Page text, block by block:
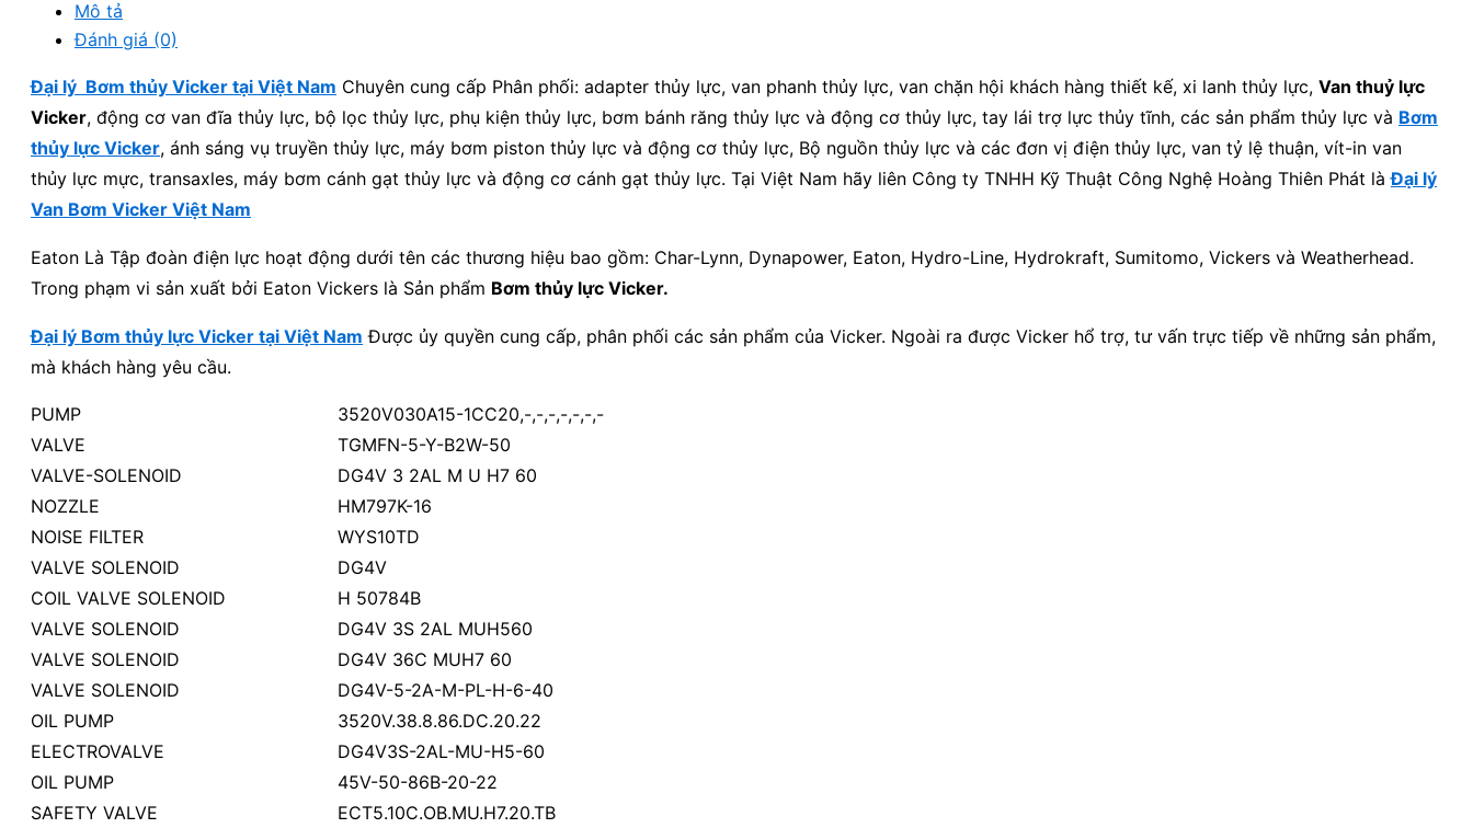
Mô tả
Đánh giá (0)
Đại lý Bơm thủy Vicker tại Việt Nam Chuyên cung cấp Phân phối: adapter thủy lực, van phanh thủy lực, van chặn hội khách hàng thiết kế, xi lanh thủy lực, Van thuỷ lực
Vicker, động cơ van đĩa thủy lực, bộ lọc thủy lực, phụ kiện thủy lực, bơm bánh răng thủy lực và động cơ thủy lực, tay lái trợ lực thủy tĩnh, các sản phẩm thủy lực và Bơm
thủy lực Vicker, ánh sáng vụ truyền thủy lực, máy bơm piston thủy lực và động cơ thủy lực, Bộ nguồn thủy lực và các đơn vị điện thủy lực, van tỷ lệ thuận, vít-in van
thủy lực mực, transaxles, máy bơm cánh gạt thủy lực và động cơ cánh gạt thủy lực. Tại Việt Nam hãy liên Công ty TNHH Kỹ Thuật Công Nghệ Hoàng Thiên Phát làĐại lý
Van Bơm Vicker Việt Nam
Eaton Là Tập đoàn điện lực hoạt động dưới tên các thương hiệu bao gồm: Char-Lynn, Dynapower, Eaton, Hydro-Line, Hydrokraft, Sumitomo, Vickers và Weatherhead.
Trong phạm vi sản xuất bởi Eaton Vickers là Sản phẩm Bơm thủy lực Vicker.
Đại lý Bơm thủy lực Vicker tại Việt Nam Được ủy quyền cung cấp, phân phối các sản phẩm của Vicker. Ngoài ra được Vicker hổ trợ, tư vấn trực tiếp về những sản phẩm,
mà khách hàng yêu cầu.
PUMP
3520V030A15-1CC20,-,-,-,-,-,-,-
VALVE
TGMFN-5-Y-B2W-50
VALVE-SOLENOID
DG4V 3 2AL M U H7 60
NOZZLE
HM797K-16
NOISE FILTER
WYS10TD
VALVE SOLENOID
DG4V
COIL VALVE SOLENOID
H 50784B
VALVE SOLENOID
DG4V 3S 2AL MUH560
VALVE SOLENOID
DG4V 36C MUH7 60
VALVE SOLENOID
DG4V-5-2A-M-PL-H-6-40
OIL PUMP
3520V.38.8.86.DC.20.22
ELECTROVALVE
DG4V3S-2AL-MU-H5-60
OIL PUMP
45V-50-86B-20-22
SAFETY VALVE
ECT5.10C.OB.MU.H7.20.TB